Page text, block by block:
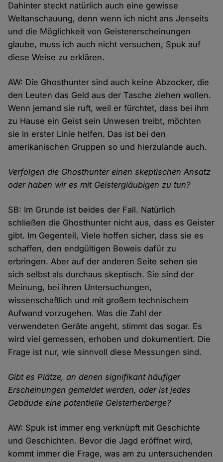
Dahinter steckt natürlich auch eine gewisse
Weltanschauung, denn wenn ich nicht ans Jenseits
und die Möglichkeit von Geistererscheinungen
glaube, muss ich auch nicht versuchen, Spuk auf
diese Weise zu erklären.
AW: Die Ghosthunter sind auch keine Abzocker, die
den Leuten das Geld aus der Tasche ziehen wollen.
Wenn jemand sie ruft, weil er fürchtet, dass bei ihm
zu Hause ein Geist sein Unwesen treibt, möchten
sie in erster Linie helfen. Das ist bei den
amerikanischen Gruppen so und hierzulande auch.
Verfolgen die Ghosthunter einen skeptischen Ansatz
oder haben wir es mit Geistergläubigen zu tun?
SB: Im Grunde ist beides der Fall. Natürlich
schließen die Ghosthunter nicht aus, dass es Geister
gibt. Im Gegenteil, Viele hoffen sicher, dass sie es
schaffen, den endgültigen Beweis dafür zu
erbringen. Aber auf der anderen Seite sehen sie
sich selbst als durchaus skeptisch. Sie sind der
Meinung, bei ihren Untersuchungen,
wissenschaftlich und mit großem technischem
Aufwand vorzugehen. Was die Zahl der
verwendeten Geräte angeht, stimmt das sogar. Es
wird viel gemessen, erhoben und dokumentiert. Die
Frage ist nur, wie sinnvoll diese Messungen sind.
Gibt es Plätze, an denen signifikant häufiger
Erscheinungen gemeldet werden, oder ist jedes
Gebäude eine potentielle Geisterherberge?
AW: Spuk ist immer eng verknüpft mit Geschichte
und Geschichten. Bevor die Jagd eröffnet wird,
kommt immer die Frage, was am zu untersuchenden